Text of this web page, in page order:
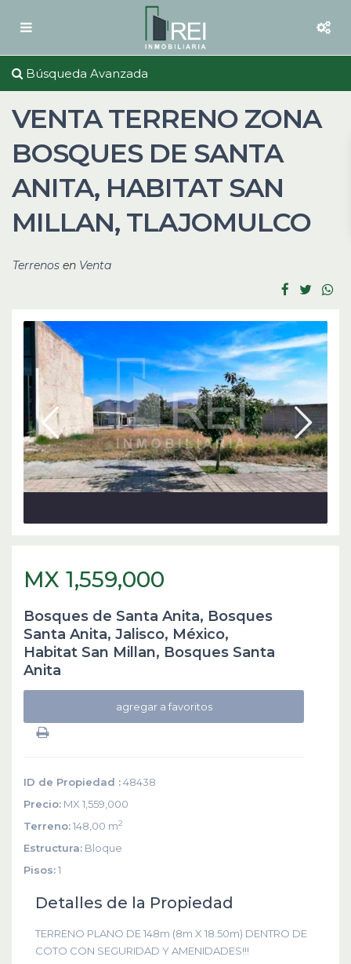
Búsqueda Avanzada
VENTA TERRENO ZONA
BOSQUES DE SANTA
ANITA, HABITAT SAN
MILLAN, TLAJOMULCO
Terrenos en Venta
MX 1,559,000
Bosques de Santa Anita, Bosques
Santa Anita, Jalisco, México,
Habitat San Millan, Bosques Santa
Anita
agregar a favoritos
ID de Propiedad :48438
Precio: MX 1,559,000
Terreno:148,00 m2
Estructura: Bloque
Pisos:1
Detalles de la Propiedad
TERRENO PLANO DE 148m (8m X 18.50m) DENTRO DE
COTO CON SEGURIDAD Y AMENIDADES!!!